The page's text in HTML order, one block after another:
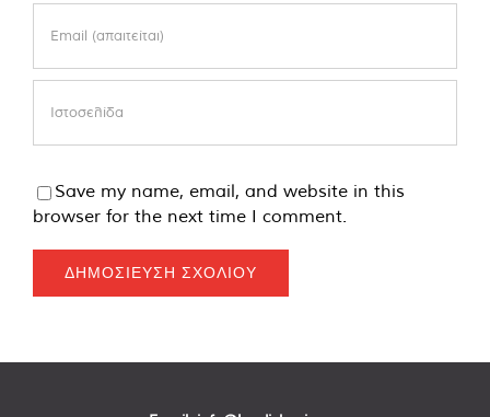
Save my name, email, and website in this
browser for the next time I comment.